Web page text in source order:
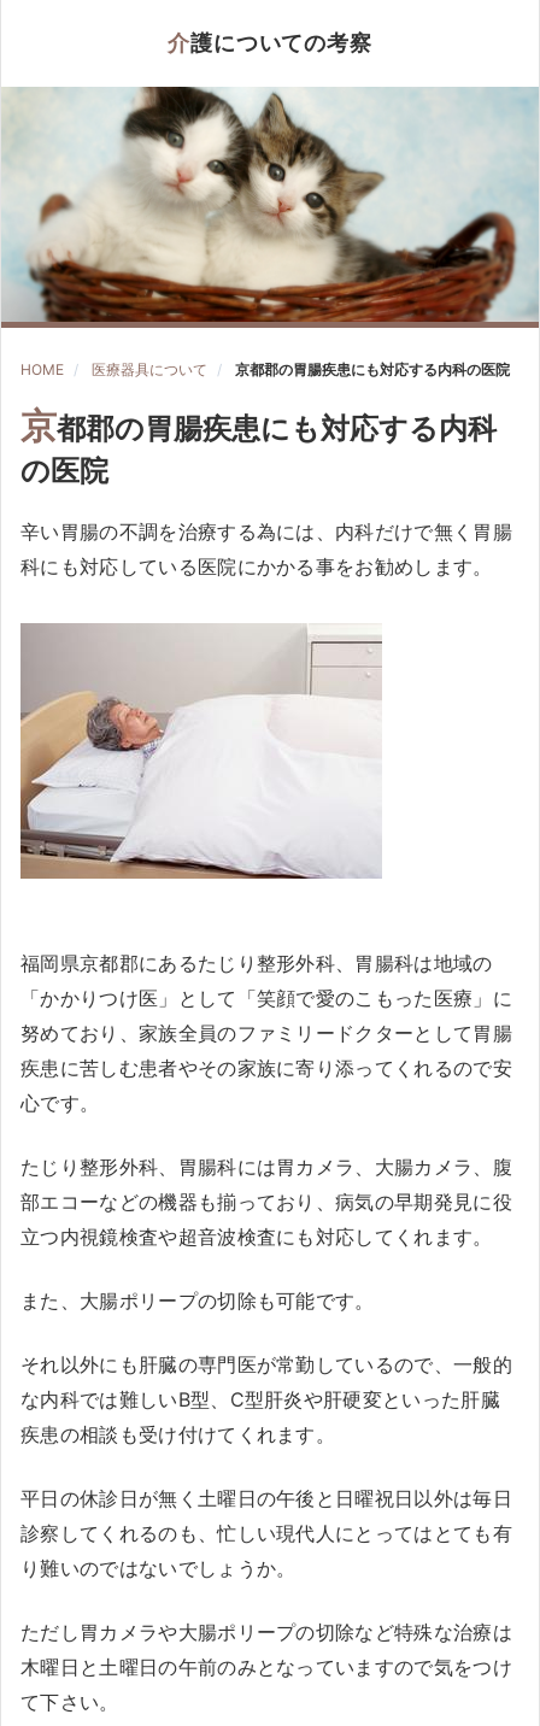
介護についての考察
HOME 医療器具について 京都郡の胃腸疾患にも対応する内科の医院
京都郡の胃腸疾患にも対応する内科
の医院
辛い胃腸の不調を治療する為には、内科だけで無く胃腸
科にも対応している医院にかかる事をお勧めします。
福岡県京都郡にあるたじり整形外科、胃腸科は地域の
「かかりつけ医」として「笑顔で愛のこもった医療」に
努めており、家族全員のファミリードクターとして胃腸
疾患に苦しむ患者やその家族に寄り添ってくれるので安
心です。
たじり整形外科、胃腸科には胃カメラ、大腸カメラ、腹
部エコーなどの機器も揃っており、病気の早期発見に役
立つ内視鏡検査や超音波検査にも対応してくれます。
また、大腸ポリープの切除も可能です。
それ以外にも肝臓の専門医が常勤しているので、一般的
な内科では難しいB型、C型肝炎や肝硬変といった肝臓
疾患の相談も受け付けてくれます。
平日の休診日が無く土曜日の午後と日曜祝日以外は毎日
診察してくれるのも、忙しい現代人にとってはとても有
り難いのではないでしょうか。
ただし胃カメラや大腸ポリープの切除など特殊な治療は
木曜日と土曜日の午前のみとなっていますので気をつけ
て下さい。